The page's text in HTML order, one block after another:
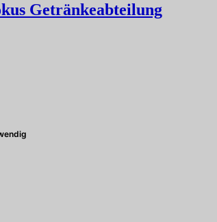
Getränkeabteilung